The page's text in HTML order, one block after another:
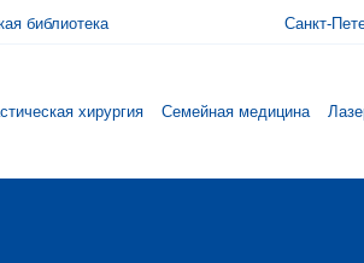
библиотека Санкт-
хирургия Семейная медицина